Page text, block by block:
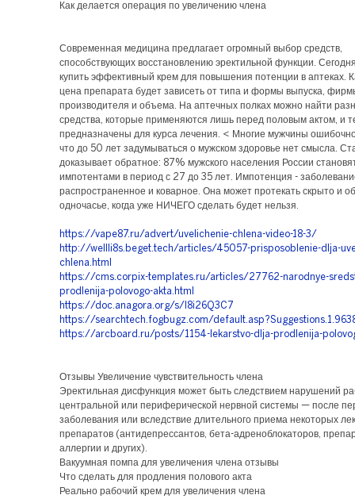
Как делается операция по увеличению члена
Современная медицина предлагает огромный выбор средств,
способствующих восстановлению эректильной функции.
купить эффективный крем для повышения потенции в аптеках.
цена препарата будет зависеть от типа и формы выпуска,
производителя и объема. На аптечных полках можно найти
средства, которые применяются лишь перед половым актом, и
предназначены для курса лечения. < Многие мужчины
что до 50 лет задумываться о мужском здоровье нет смысла.
доказывает обратное: 87% мужского населения России
импотентами в период с 27 до 35 лет. Импотенция -
распространенное и коварное. Она может протекать скрыто и
одночасье, когда уже НИЧЕГО сделать будет нельзя.
https://vape87.ru/advert/uvelichenie-chlena-video-18-3/
http://wellli8s.beget.tech/articles/45057-prisposoblenie-dlja-
chlena.html
https://cms.corpix-templates.ru/articles/27762-narodnye-
prodlenija-polovogo-akta.html
https://doc.anagora.org/s/I8i26Q3C7
https://searchtech.fogbugz.com/
https://arcboard.ru/posts/1154-lekarstvo-dlja-prodlenija-
Отзывы Увеличение чувствительность члена
Эректильная дисфункция может быть следствием нарушений
центральной или периферической нервной системы — после
заболевания или вследствие длительного приема некоторых
препаратов (антидепрессантов, бета-адреноблокаторов,
аллергии и других).
Вакуумная помпа для увеличения члена отзывы
Что сделать для продления полового акта
Реально рабочий крем для увеличения члена